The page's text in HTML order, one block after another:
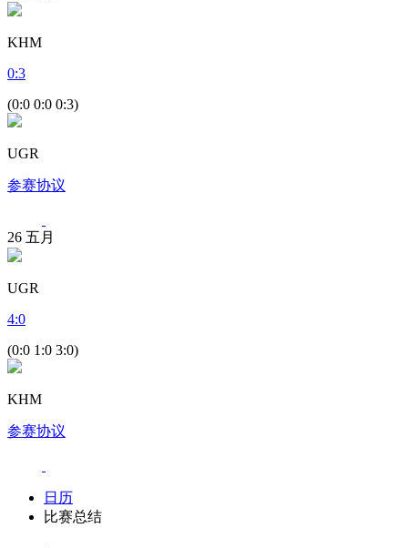
KHM
0:3
(0:0 0:0 0:3)
UGR
参赛协议
26 五月
UGR
4:0
(0:0 1:0 3:0)
KHM
参赛协议
日历
比赛总结